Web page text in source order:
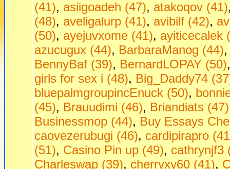
(41), asiigoadeh (47), atakoqov (41)
(48), aveligalurp (41), avibilf (42),
(50), ayejuvxome (41), ayiticecalek
azucugux (44), BarbaraManog (44)
BennyBaf (39), BernardLOPAY (50)
girls fоr seх i (48), Big_Daddy74
bluepalmgroupincEnuck (50),
(45), Brauudimi (46), Briandiats (47)
Businessmop (44), Buy Essays
caovezerubugi (46), cardipirapro
(51), Casino Pin up (49), cathrynjf3
Charleswap (39), cherryxy60 (41),